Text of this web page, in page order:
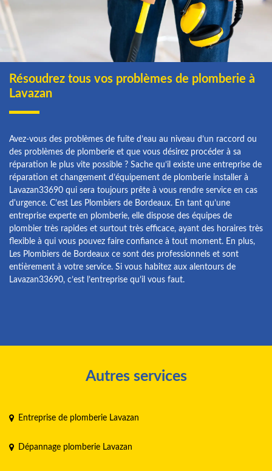
Résoudrez tous vos problèmes de plomberie à
Lavazan
Avez-vous des problèmes de fuite d’eau au niveau d’un raccord ou
des problèmes de plomberie et que vous désirez procéder à sa
réparation le plus vite possible ? Sache qu’il existe une entreprise de
réparation et changement d’équipement de plomberie installer à
Lavazan33690 qui sera toujours prête à vous rendre service en cas
d'urgence. C’est Les Plombiers de Bordeaux. En tant qu’une
entreprise experte en plomberie, elle dispose des équipes de
plombier très rapides et surtout très efficace, ayant des horaires très
flexible à qui vous pouvez faire confiance à tout moment. En plus,
Les Plombiers de Bordeaux ce sont des professionnels et sont
entièrement à votre service. Si vous habitez aux alentours de
Lavazan33690, c’est l’entreprise qu’il vous faut.
Autres services
Entreprise de plomberie Lavazan
Dépannage plomberie Lavazan